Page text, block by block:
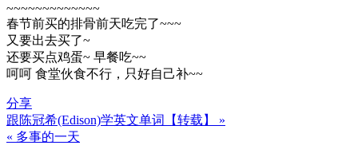
~~~~~~~~~~~~~
春节前买的排骨前天吃完了~~~
又要出去买了~
还要买点鸡蛋~ 早餐吃~~
呵呵 食堂伙食不行，只好自己补~~
分享
文
章
跟陈冠希(Edison)学英文单词【转载】 »
« 多事的一天